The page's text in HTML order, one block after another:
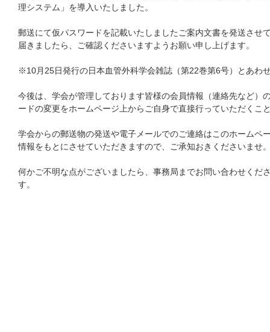
理システム」を導入いたしました。
郵送にて仮パスワードを記載いたしましたご案内文書を発送させ
届きましたら、ご確認くださいますようお願い申し上げます。
※10月25日発行の日本血管外科学会雑誌（第22巻第6号）とあわ
今後は、学会が管理しております皆様の会員情報（連絡先など）
ードの変更をホームページ上からご自身で直接行っていただくこ
学会からの郵送物の発送や電子メールでのご連絡はこのホームペ
情報をもとにさせていただきますので、ご承知おきくださいませ
何かご不明な点がございましたら、事務局までお問い合わせくだ
す。